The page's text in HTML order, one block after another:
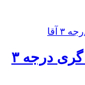
کلاس تئوری مربی گری درجه ۳